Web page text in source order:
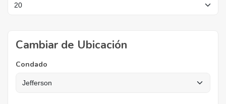
Cambiar de Ubicación
Condado